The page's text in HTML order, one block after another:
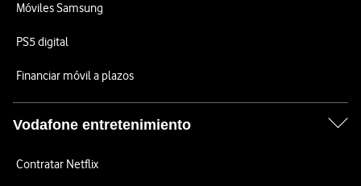
Móviles Samsung
PS5 digital
Financiar móvil a plazos
Vodafone entretenimiento
Contratar Netflix